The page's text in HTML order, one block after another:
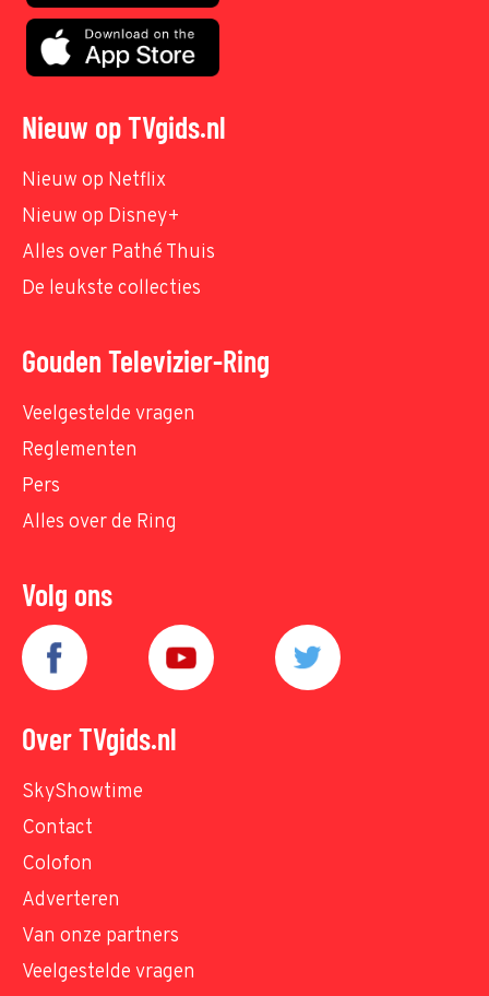
Nieuw op TVgids.nl
Nieuw op Netflix
Nieuw op Disney+
Alles over Pathé Thuis
De leukste collecties
Gouden Televizier-Ring
Veelgestelde vragen
Reglementen
Pers
Alles over de Ring
Volg ons
Over TVgids.nl
SkyShowtime
Contact
Colofon
Adverteren
Van onze partners
Veelgestelde vragen